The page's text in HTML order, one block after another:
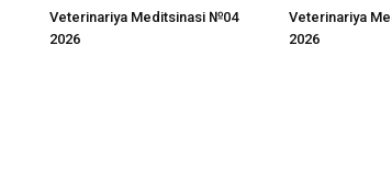
Veterinariya Meditsinasi №04
2026
Veterinariya
2026